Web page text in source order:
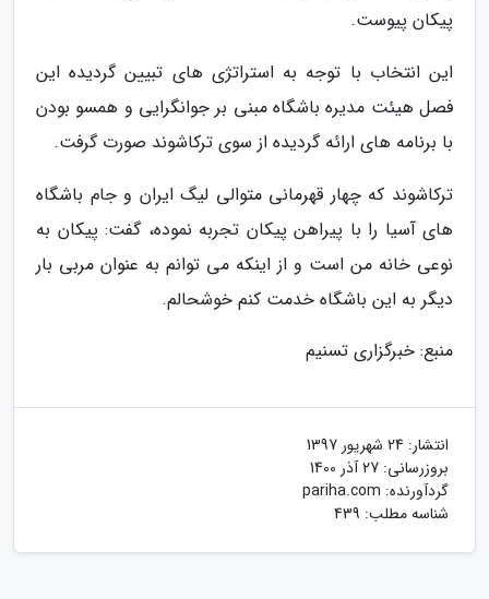
پیکان پیوست.
این انتخاب با توجه به استراتژی های تبیین گردیده این
فصل هیئت مدیره باشگاه مبنی بر جوانگرایی و همسو بودن
با برنامه های ارائه گردیده از سوی ترکاشوند صورت گرفت.
ترکاشوند که چهار قهرمانی متوالی لیگ ایران و جام باشگاه
های آسیا را با پیراهن پیکان تجربه نموده، گفت: پیکان به
نوعی خانه من است و از اینکه می توانم به عنوان مربی بار
دیگر به این باشگاه خدمت کنم خوشحالم.
منبع: خبرگزاری تسنیم
انتشار: 24 شهریور 1397
بروزرسانی: 27 آذر 1400
گردآورنده: pariha.com
شناسه مطلب: 439